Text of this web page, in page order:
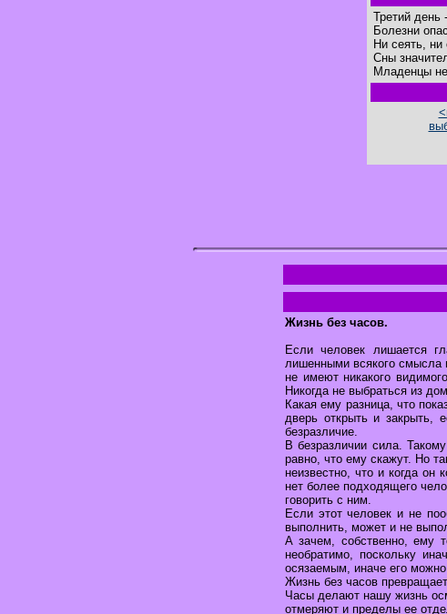
Третий день
Болезни
Ни сеять, ни
Сны
Младенцы
Жизнь без часов.
Если человек лишается
лишенными всякого смысла
не имеют никакого
Никогда не выбраться из
Какая ему разница, что
дверь открыть и закрыть,
безразличие.
В безразличии сила.
равно, что ему скажут. Но
неизвестно, что и когда он
нет более подходящего
говорить с ним.
Если этот человек и не
выполнить, может и не
А зачем, собственно, ему
необратимо, поскольку
осязаемым, иначе его можно
Жизнь без часов
Часы делают нашу жизнь
отмеряют и пределы ее